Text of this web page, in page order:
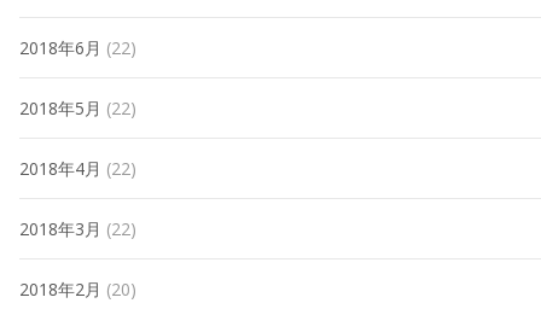
2018年6月 (22)
2018年5月 (22)
2018年4月 (22)
2018年3月 (22)
2018年2月 (20)